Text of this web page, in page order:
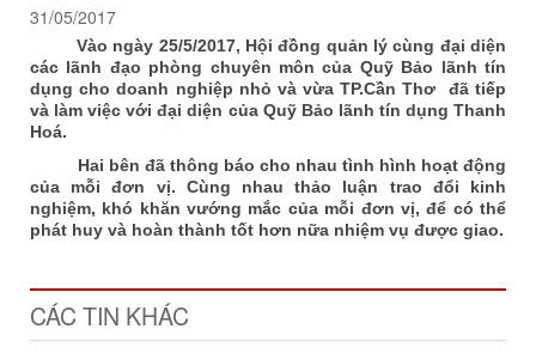
31/05/2017
Vào ngày 25/5/2017, Hội đồng quản lý cùng đại diện
các lãnh đạo phòng chuyên môn của Quỹ Bảo lãnh tín
dụng cho doanh nghiệp nhỏ và vừa TP.Cần Thơ đã tiếp
và làm việc với đại diện của Quỹ Bảo lãnh tín dụng Thanh
Hoá.
Hai bên đã thông báo cho nhau tình hình hoạt động
của mỗi đơn vị. Cùng nhau thảo luận trao đổi kinh
nghiệm, khó khăn vướng mắc của mỗi đơn vị, để có thể
phát huy và hoàn thành tốt hơn nữa nhiệm vụ được giao.
CÁC TIN KHÁC